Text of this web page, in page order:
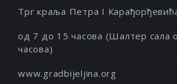
Трг краља Петра I
од 7 до 15 часова (Шалтер сала
часова)
www.gradbijeljina.org